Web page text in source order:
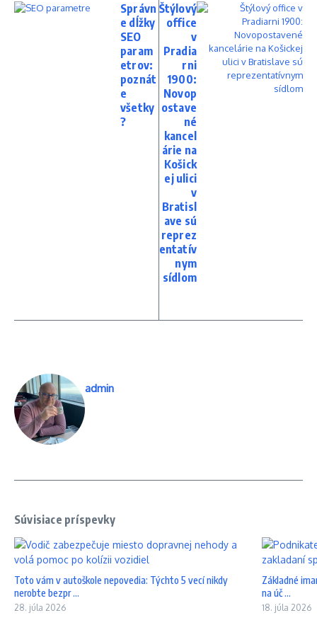
Správn
e dĺžky
SEO
param
etrov:
poznát
e
všetky
?
Štýlový
office
v
Pradia
rni
1900:
Novop
ostave
né
kancel
árie na
Košick
ej ulici
v
Bratisl
ave sú
reprez
entatív
nym
sídlom
admin
Súvisiace príspevky
Toto vám v autoškole nepovedia: Týchto 5 vecí nikdy
nerobte bezpr ...
28. júla 2026
Základné
na úč ...
18. júla 2026